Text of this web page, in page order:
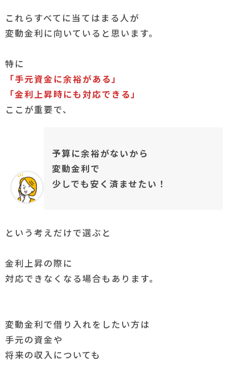
これらすべてに当てはまる人が
変動金利に向いていると思います。
特に
「手元資金に余裕がある」
「金利上昇時にも対応できる」
ここが重要で、
予算に余裕がないから
変動金利で
少しでも安く済ませたい！
という考えだけで選ぶと
金利上昇の際に
対応できなくなる場合もあります。
変動金利で借り入れをしたい方は
手元の資金や
将来の収入についても